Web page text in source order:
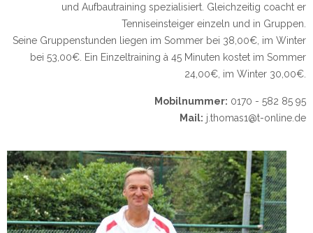
und Aufbautraining spezialisiert. Gleichzeitig coacht er
Tenniseinsteiger einzeln und in Gruppen.
Seine Gruppenstunden liegen im Sommer bei 38,00€, im Winter
bei 53,00€. Ein Einzeltraining à 45 Minuten kostet im Sommer
24,00€, im Winter 30,00€.
Mobilnummer: 0170 - 582 85 95
Mail: j.thomas1@t-online.de